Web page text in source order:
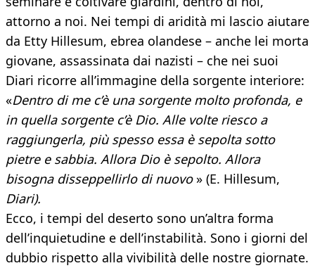
attorno a noi. Nei tempi di aridità mi lascio aiutare
da Etty Hillesum, ebrea olandese – anche lei morta
giovane, assassinata dai nazisti – che nei suoi
Diari ricorre all’immagine della sorgente interiore:
«Dentro di me c’è una sorgente molto profonda, e
in quella sorgente c’è Dio. Alle volte riesco a
raggiungerla, più spesso essa è sepolta sotto
pietre e sabbia. Allora Dio è sepolto. Allora
bisogna disseppellirlo di nuovo» (E. Hillesum,
Diari).
Ecco, i tempi del deserto sono un’altra forma
dell’inquietudine e dell’instabilità. Sono i giorni del
dubbio rispetto alla vivibilità delle nostre giornate.